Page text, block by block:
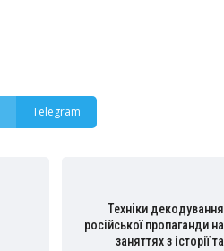
Telegram
Техніки декодування
російської пропаганди на
заняттях з історії та